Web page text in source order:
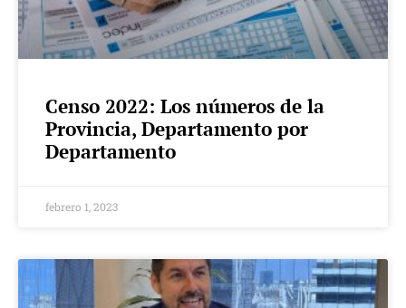
Censo 2022: Los números de la
Provincia, Departamento por
Departamento
febrero 1, 2023